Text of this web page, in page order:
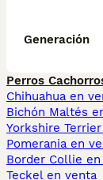
Generación
Perros
Chihuahua en
Bichón Maltés
Yorkshire
Pomerania en
Border Collie
Teckel en venta